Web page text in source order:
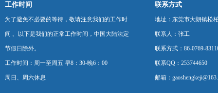
工作时间
为了避免不必要的等待，敬请注意我们的工作时
间 。以下是我们的正常工作时间，中国大陆法定
节假日除外。
工作时间：周一至周五 早8：30-晚6：00
周日、周六休息
联系方式
地址：东莞市大朗镇松
联系人：张工
联系方式：86-0769-
联系QQ：253744650
邮箱：